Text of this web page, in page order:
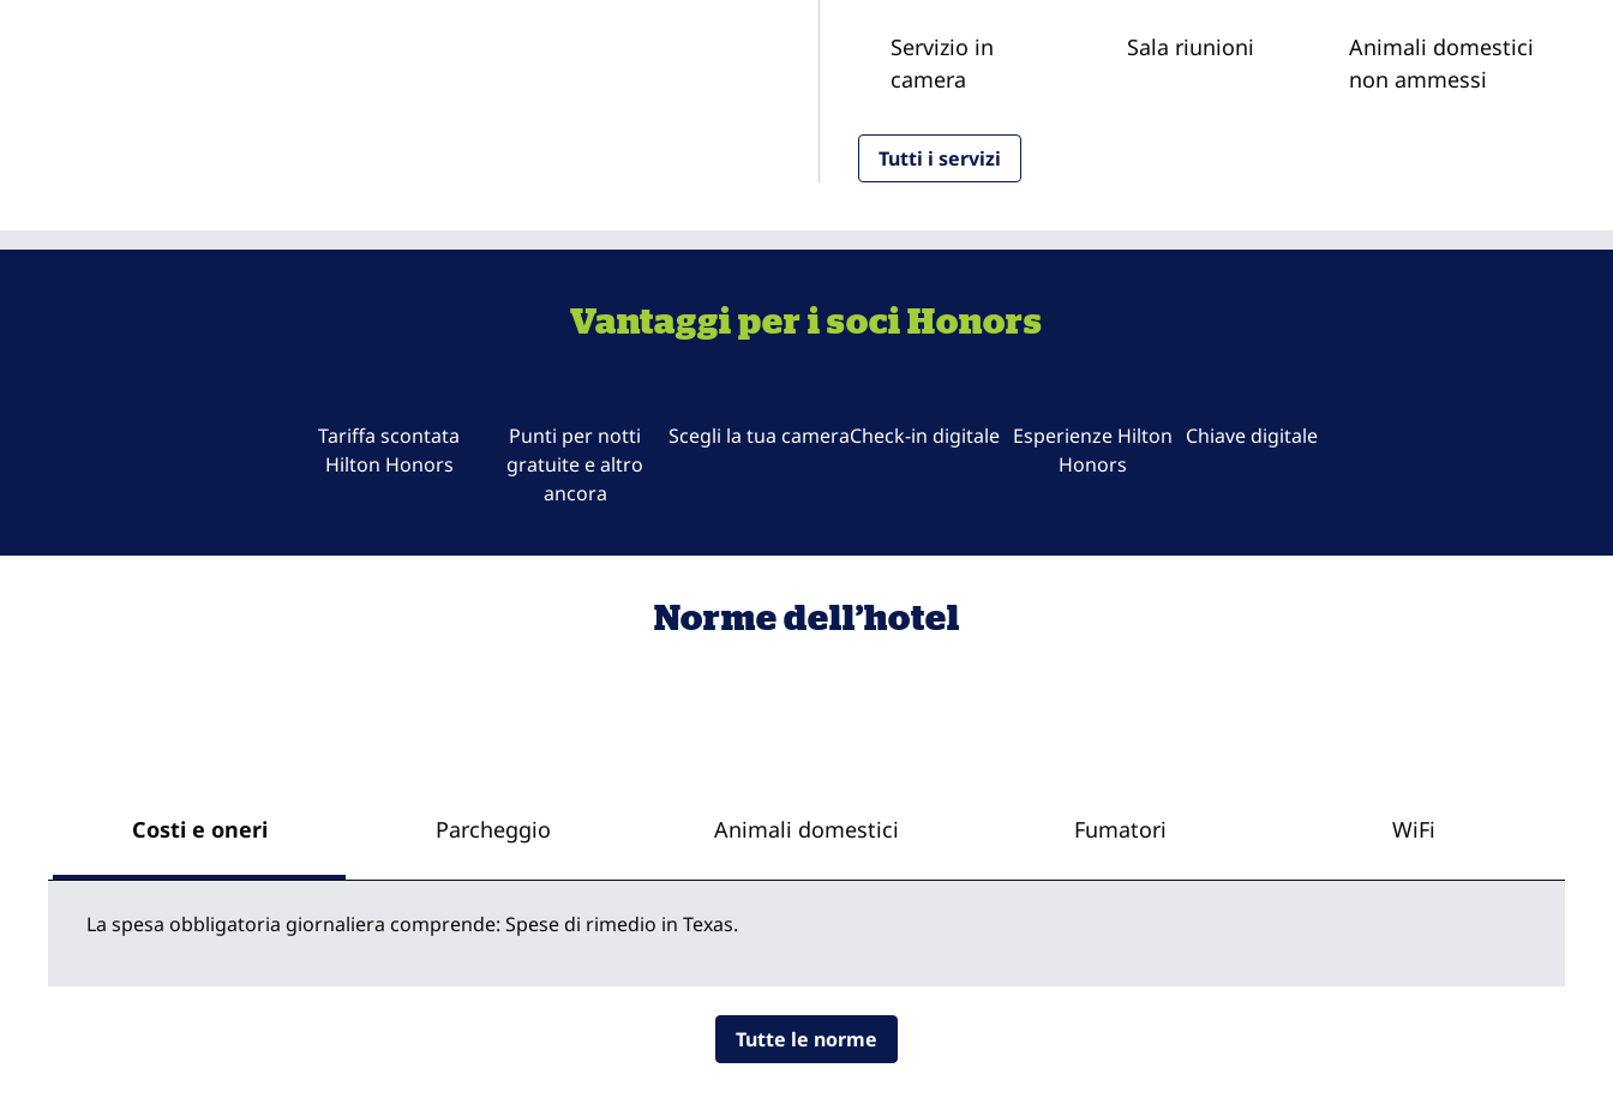
Servizio in
camera
Sala riunioni
Animali domestici
non ammessi
Tutti i servizi
Vantaggi per i soci Honors
Tariffa scontata
Hilton Honors
Punti per notti
gratuite e altro
ancora
Scegli la tua cameraCheck-in digitale Esperienze Hilton
Honors
Chiave digitale
Norme dell’hotel
Costi e oneri Parcheggio Animali domestici Fumatori WiFi
La spesa obbligatoria giornaliera comprende: Spese di rimedio in Texas.
Tutte le norme